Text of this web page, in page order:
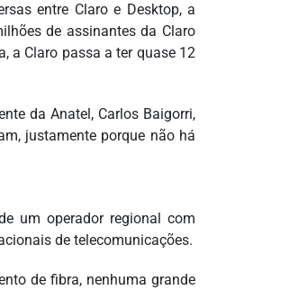
entre Claro e Desktop, a
de assinantes da Claro
a Claro passa a ter quase 12
da Anatel, Carlos Baigorri,
justamente porque não há
um operador regional com
de telecomunicações.
de fibra, nenhuma grande